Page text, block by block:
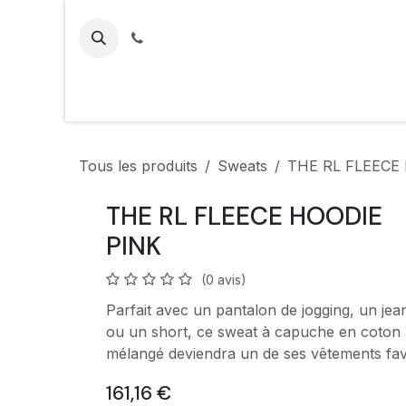
Tous les produits Sweats THE RL
THE RL FLEECE HOODIE
PINK
(0 avis)
Parfait avec un pantalon de jogging, un
ou un short, ce sweat à capuche en coton
mélangé deviendra un de ses vêtements
161,16 €